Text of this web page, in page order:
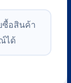
ซื้อสินค้า
ได้